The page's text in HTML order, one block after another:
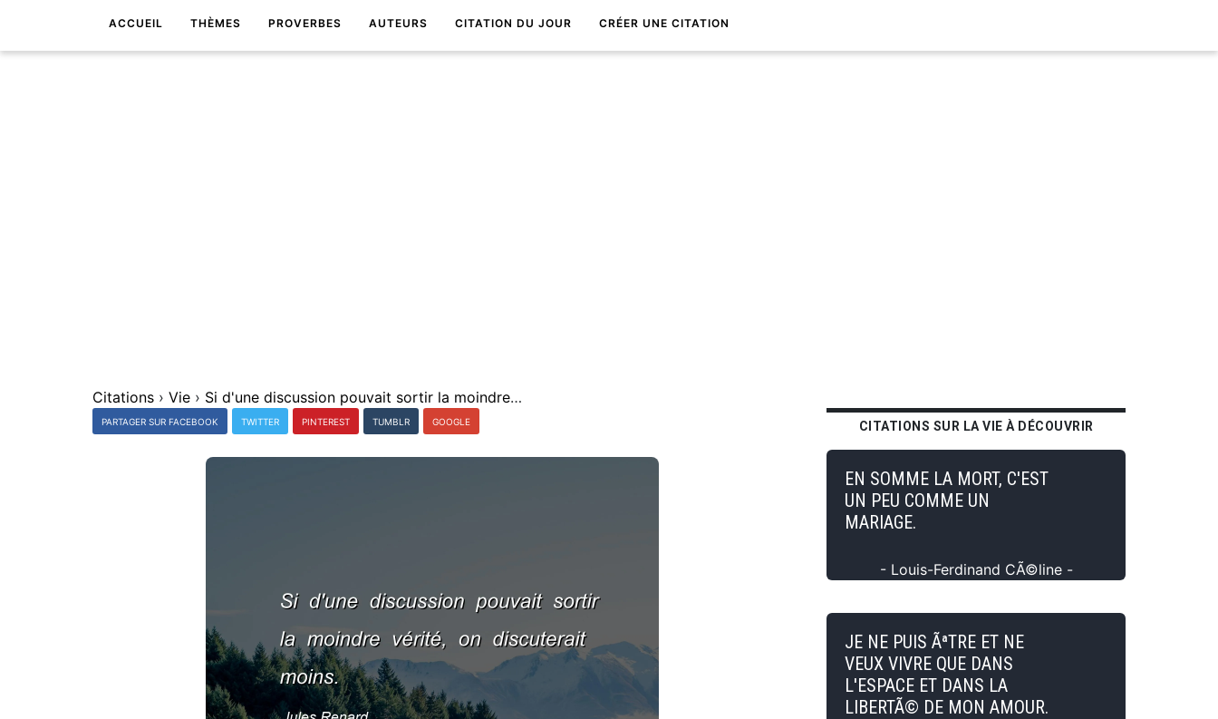
ACCUEIL THÈMES PROVERBES AUTEURS CITATION DU JOUR CRÉER UNE CITATION
Citations › Vie › Si d'une discussion pouvait sortir la moindre vÃ©ritÃ©, on discuterait moins.
PARTAGER SUR FACEBOOK TWITTER PINTEREST TUMBLR GOOGLE CITATIONS SUR LA VIE À DÉCOUVRIR
EN SOMME LA MORT, C'EST
UN PEU COMME UN
MARIAGE.
- Louis-Ferdinand CÃ©line -
JE NE PUIS ÃªTRE ET NE
VEUX VIVRE QUE DANS
L'ESPACE ET DANS LA
LIBERTÃ© DE MON AMOUR.